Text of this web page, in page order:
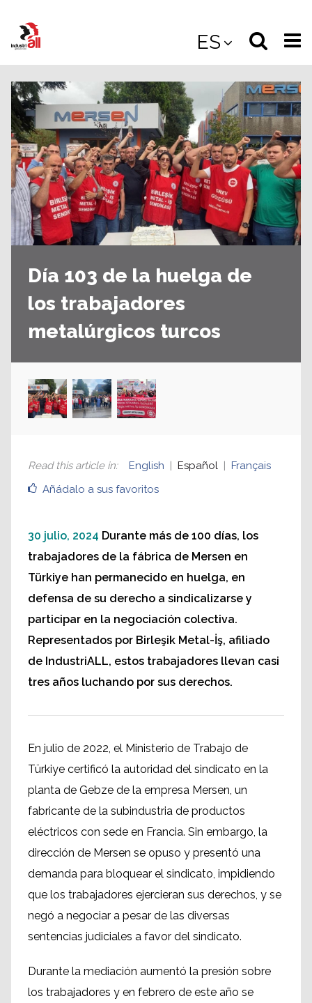
main
ES
Select
the
site
Día 103 de la huelga de
los trabajadores
metalúrgicos turcos
Añádalo a sus favoritos
Read this article in: English Español Français
30 julio, 2024 Durante más de 100 días, los
trabajadores de la fábrica de Mersen en
Türkiye han permanecido en huelga, en
defensa de su derecho a sindicalizarse y
participar en la negociación colectiva.
Representados por Birleşik Metal-İş, afiliado
de IndustriALL, estos trabajadores llevan casi
tres años luchando por sus derechos.
En julio de 2022, el Ministerio de Trabajo de
Türkiye certificó la autoridad del sindicato en la
planta de Gebze de la empresa Mersen, un
fabricante de la subindustria de productos
eléctricos con sede en Francia. Sin embargo, la
dirección de Mersen se opuso y presentó una
demanda para bloquear el sindicato, impidiendo
que los trabajadores ejercieran sus derechos, y se
negó a negociar a pesar de las diversas
sentencias judiciales a favor del sindicato.
Durante la mediación aumentó la presión sobre
los trabajadores y en febrero de este año se